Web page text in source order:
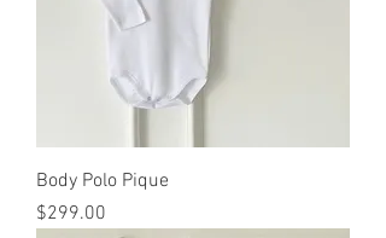
Body Polo Pique
Precio
$299.00